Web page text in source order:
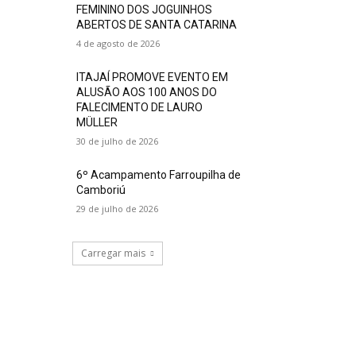
FEMININO DOS JOGUINHOS
ABERTOS DE SANTA CATARINA
4 de agosto de 2026
ITAJAÍ PROMOVE EVENTO EM
ALUSÃO AOS 100 ANOS DO
FALECIMENTO DE LAURO
MÜLLER
30 de julho de 2026
6º Acampamento Farroupilha de
Camboriú
29 de julho de 2026
Carregar mais